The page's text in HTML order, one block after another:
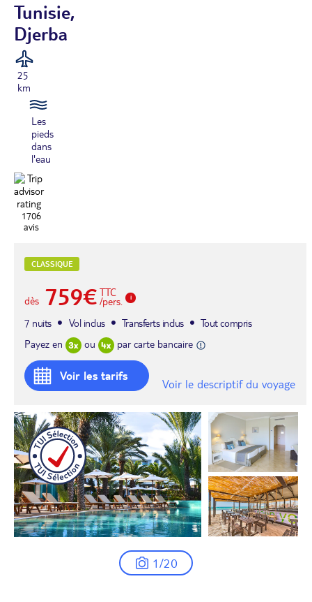
Tunisie,
Djerba
25
km
Les
pieds
dans
l'eau
1706
avis
CLASSIQUE
dès 759€ TTC
/pers.
7 nuits
Vol inclus Transferts inclus
Tout compris
Payez en
ou par carte bancaire
Voir les tarifs
Voir le descriptif du voyage
1/20